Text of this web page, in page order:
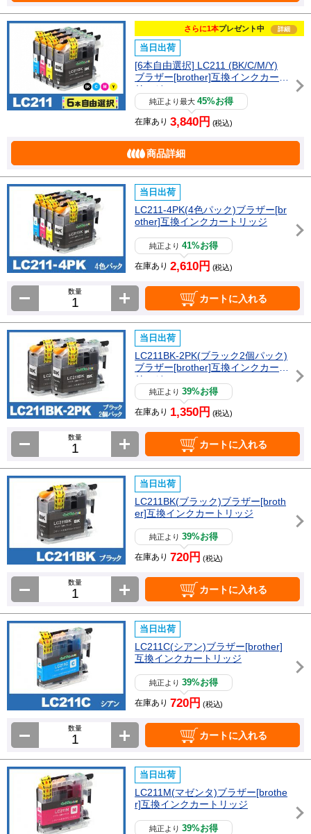
さらに1本プレゼント中 詳細
当日出荷
[6本自由選択] LC211 (BK/C/M/Y)
ブラザー[brother]互換インクカート
リッジ
純正より最大45%お得
在庫あり 3,840円 (税込)
商品詳細
当日出荷
LC211-4PK(4色パック)ブラザー[br
other]互換インクカートリッジ
純正より41%お得
在庫あり 2,610円 (税込)
数量
カートに入れる
当日出荷
LC211BK-2PK(ブラック2個パック)
ブラザー[brother]互換インクカート
リッジ
純正より39%お得
在庫あり 1,350円 (税込)
数量
カートに入れる
当日出荷
LC211BK(ブラック)ブラザー[broth
er]互換インクカートリッジ
純正より39%お得
在庫あり 720円 (税込)
数量
カートに入れる
当日出荷
LC211C(シアン)ブラザー[brother]
互換インクカートリッジ
純正より39%お得
在庫あり 720円 (税込)
数量
カートに入れる
当日出荷
LC211M(マゼンタ)ブラザー[brothe
r]互換インクカートリッジ
純正より39%お得